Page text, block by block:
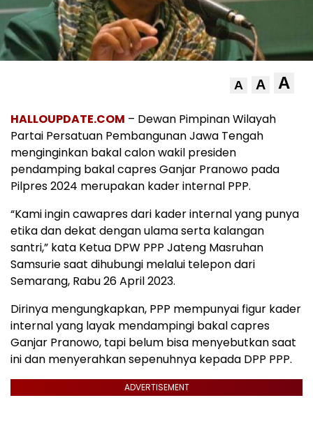
A A A
HALLOUPDATE.COM – Dewan Pimpinan Wilayah
Partai Persatuan Pembangunan Jawa Tengah
menginginkan bakal calon wakil presiden
pendamping bakal capres Ganjar Pranowo pada
Pilpres 2024 merupakan kader internal PPP.
“Kami ingin cawapres dari kader internal yang punya
etika dan dekat dengan ulama serta kalangan
santri,” kata Ketua DPW PPP Jateng Masruhan
Samsurie saat dihubungi melalui telepon dari
Semarang, Rabu 26 April 2023.
Dirinya mengungkapkan, PPP mempunyai figur kader
internal yang layak mendampingi bakal capres
Ganjar Pranowo, tapi belum bisa menyebutkan saat
ini dan menyerahkan sepenuhnya kepada DPP PPP.
ADVERTISEMENT